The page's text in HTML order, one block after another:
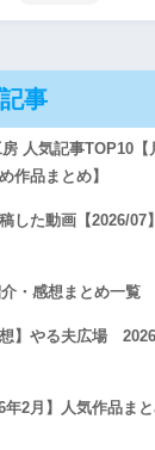
事
房 人気記事TOP10【
作品まとめ】
した動画【2026/07
介・感想まとめ一覧
想】やる夫広場
年2月】人気作品ま